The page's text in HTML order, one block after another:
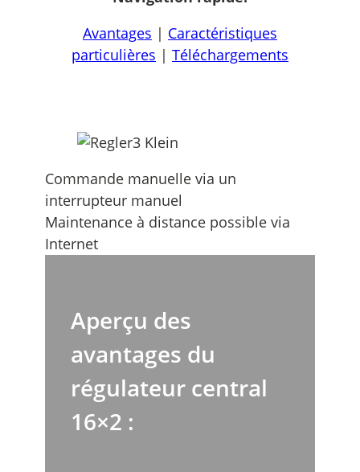
Avantages | Caractéristiques
particulières | Téléchargements
Commande manuelle via un
interrupteur manuel
Maintenance à distance possible via
Internet
Aperçu des
avantages du
régulateur central
16×2 :